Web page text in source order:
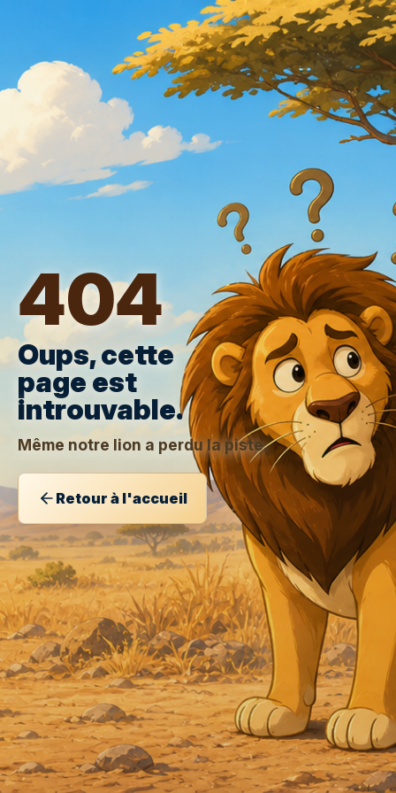
404
Oups, cette
page est
introuvable.
Même notre lion a perdu la piste.
Retour à l'accueil